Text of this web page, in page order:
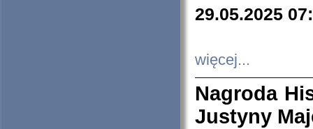
29.05.2025
więcej...
Nagroda
Justyny